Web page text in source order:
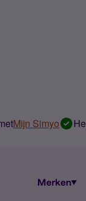
Mijn Simyo
Merken